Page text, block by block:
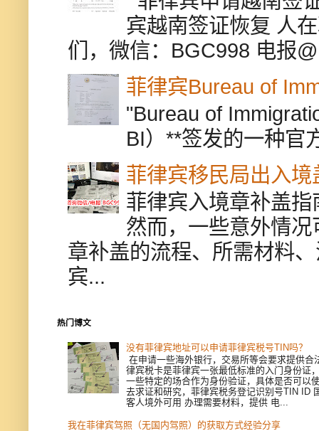
宾越南签证恢复 人
们，微信：BGC998 电报
菲律宾Bureau of
"Bureau of
BI）**签发的一种官
菲律宾移民局出入
菲律宾入境章补盖
然而，一些意外情
章补盖的流程、所需材料
宾...
热门博文
没有菲律宾地址可以申请菲律宾税号TIN吗？
在申请一些海外银行，交易所等会要求提供合
律宾税卡是菲律宾一张最低标准的入门身份证
一些特定的场合作为身份验证，具体是否可以
去求证和研究，菲律宾税务登记识别号TIN ID
客人境外可用 办理需要材料，提供 电...
我在菲律宾驾照（无国内驾照）的获取方式经验分享